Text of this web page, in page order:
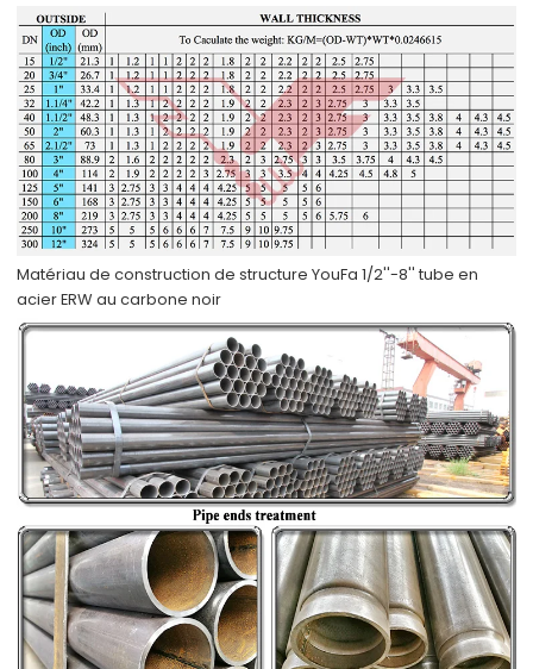
Matériau de construction de structure YouFa 1/2''-8'' tube en
acier ERW au carbone noir